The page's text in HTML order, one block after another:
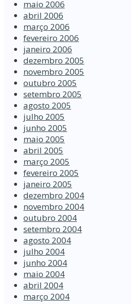
maio 2006
abril 2006
março 2006
fevereiro 2006
janeiro 2006
dezembro 2005
novembro 2005
outubro 2005
setembro 2005
agosto 2005
julho 2005
junho 2005
maio 2005
abril 2005
março 2005
fevereiro 2005
janeiro 2005
dezembro 2004
novembro 2004
outubro 2004
setembro 2004
agosto 2004
julho 2004
junho 2004
maio 2004
abril 2004
março 2004